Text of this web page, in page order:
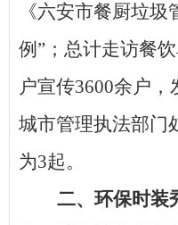
《六安市餐厨垃
例”；总计走访餐
户宣传3600余户，
城市管理执法部门
为3起。
二、环保时装